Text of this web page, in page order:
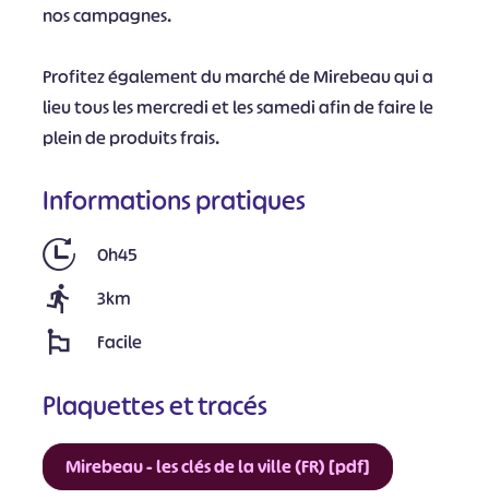
nos campagnes.
Profitez également du marché de Mirebeau qui a
lieu tous les mercredi et les samedi afin de faire le
plein de produits frais.
Informations pratiques
0h45
3km
Facile
Plaquettes et tracés
Mirebeau - les clés de la ville (FR) [pdf]